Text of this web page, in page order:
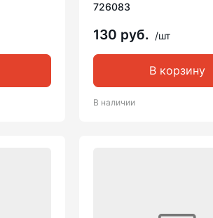
726083
130 руб. /шт
В корзину
В наличии